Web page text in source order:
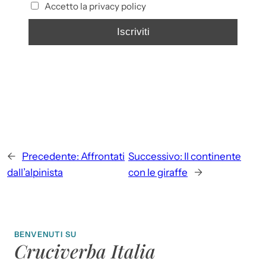
Accetto la privacy policy
← Precedente: Affrontati
dall’alpinista
Successivo: Il continente
con le giraffe
→
BENVENUTI SU
Cruciverba Italia